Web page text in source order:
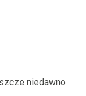
niedawno